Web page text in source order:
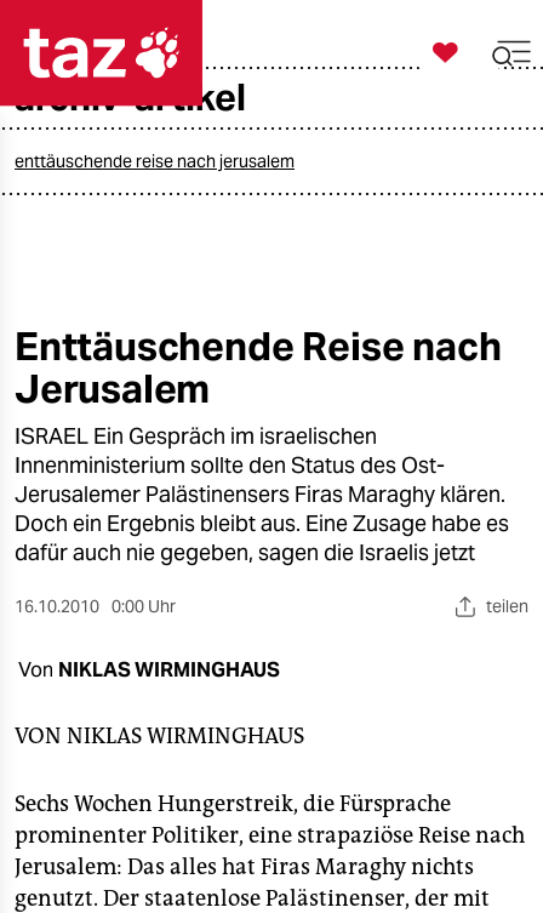
taz zahl ich
öko
gesellschaft
kultur
sport
berlin
nord
wahrheit
veranstaltungen
shop
fragen & hilfe

taz zahl ich
archiv-artikel
enttäuschende reise nach jerusalem
Enttäuschende Reise nach
Jerusalem
ISRAEL Ein Gespräch im israelischen
Innenministerium sollte den Status des Ost-
Jerusalemer Palästinensers Firas Maraghy klären.
Doch ein Ergebnis bleibt aus. Eine Zusage habe es
dafür auch nie gegeben, sagen die Israelis jetzt
16.10.2010 0:00 Uhr teilen
Von NIKLAS WIRMINGHAUS
VON NIKLAS WIRMINGHAUS
Sechs Wochen Hungerstreik, die Fürsprache
prominenter Politiker, eine strapaziöse Reise nach
Jerusalem: Das alles hat Firas Maraghy nichts
genutzt. Der staatenlose Palästinenser, der mit